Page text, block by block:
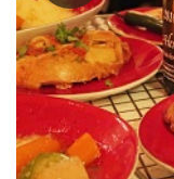
の約10%は足踏み法(
め)、できるだけ手を
す。ダール&リボは、
ンを生産することを
blanc 2017 このキュ
ができます。すべて
発酵とマロラクティ